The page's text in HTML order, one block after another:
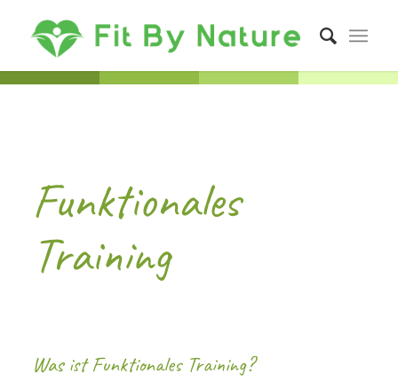
Funktionales
Training
Was ist Funktionales Training?